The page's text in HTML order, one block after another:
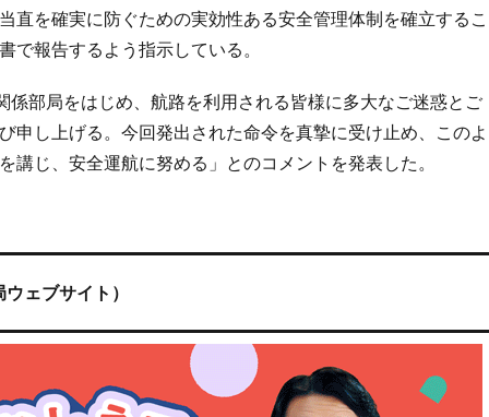
直を確実に防ぐための実効性ある安全管理体制を確立するこ
で報告するよう指示している。
係部局をはじめ、航路を利用される皆様に多大なご迷惑とご
申し上げる。今回発出された命令を真摯に受け止め、このよ
講じ、安全運航に努める」とのコメントを発表した。
ェブサイト）